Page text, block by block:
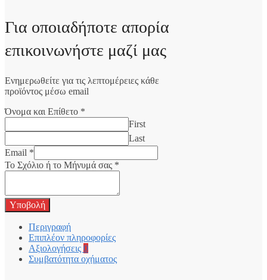
Για οποιαδήποτε απορία
επικοινωνήστε μαζί μας
Ενημερωθείτε για τις λεπτομέρειες κάθε
προϊόντος μέσω email
Όνομα και Επίθετο *
First
Last
Email *
Το Σχόλιο ή το Μήνυμά σας *
Υποβολή
Περιγραφή
Επιπλέον πληροφορίες
Αξιολογήσεις 0
Συμβατότητα οχήματος